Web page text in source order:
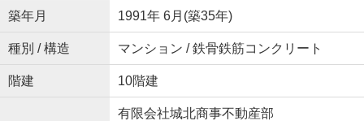
築年月 1991年 6月(築35年)
種別 / 構造 マンション / 鉄骨鉄筋コンクリート
階建 10階建
有限会社城北商事不動産部